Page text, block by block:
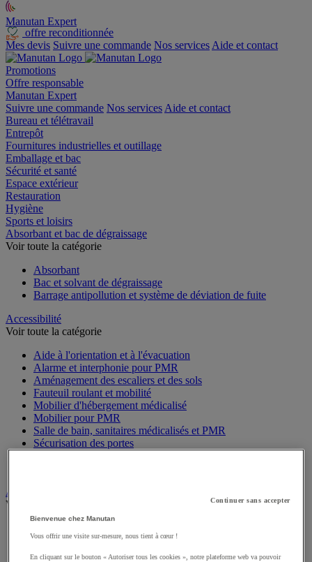
Manutan Expert
offre reconditionnée
Mes devis Suivre une commande Nos services Aide et contact
Promotions
Offre responsable
Manutan Expert
Suivre une commande Nos services Aide et contact
Bureau et télétravail
Entrepôt
Fournitures industrielles et outillage
Emballage et bac
Sécurité et santé
Espace extérieur
Restauration
Hygiène
Sports et loisirs
Absorbant et bac de dégraissage
Voir toute la catégorie
Absorbant
Bac et solvant de dégraissage
Barrage antipollution et système de déviation de fuite
Accessibilité
Voir toute la catégorie
Aide à l'orientation et à l'évacuation
Alarme et interphonie pour PMR
Aménagement des escaliers et des sols
Fauteuil roulant et mobilité
Mobilier d'hébergement médicalisé
Mobilier pour PMR
Salle de bain, sanitaires médicalisés et PMR
Sécurisation des portes
Alarme et vidéosurveillance
Voir toute la catégorie
Interphone et vidéophone
Vidéosurveillance
Continuer sans accepter
Bienvenue chez Manutan
Vous offrir une visite sur-mesure, nous tient à cœur !
En cliquant sur le bouton « Autoriser tous les cookies », notre plateforme web va pouvoir